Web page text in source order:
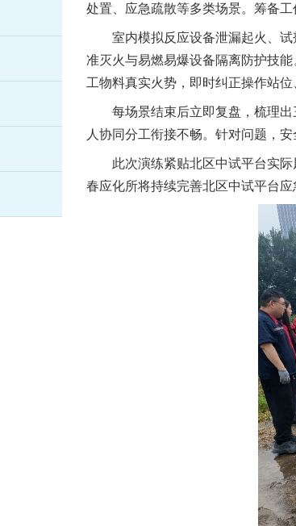
处置、应急疏散等多类场景。筹备工
室内模拟反应设备泄漏起火、
准灭火与易燃易爆设备隔离防护技
工物料真实火势，即时纠正操作站
每场景结束后立即复盘，梳理
人协同分工衔接不畅。针对问题， 安
此次演练紧贴北区中试平台实
春应化所将持续完善北区中试平台应